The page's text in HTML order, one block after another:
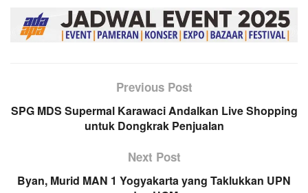
Previous Post
SPG MDS Supermal Karawaci Andalkan Live Shopping
untuk Dongkrak Penjualan
Next Post
Byan, Murid MAN 1 Yogyakarta yang Taklukkan UPN